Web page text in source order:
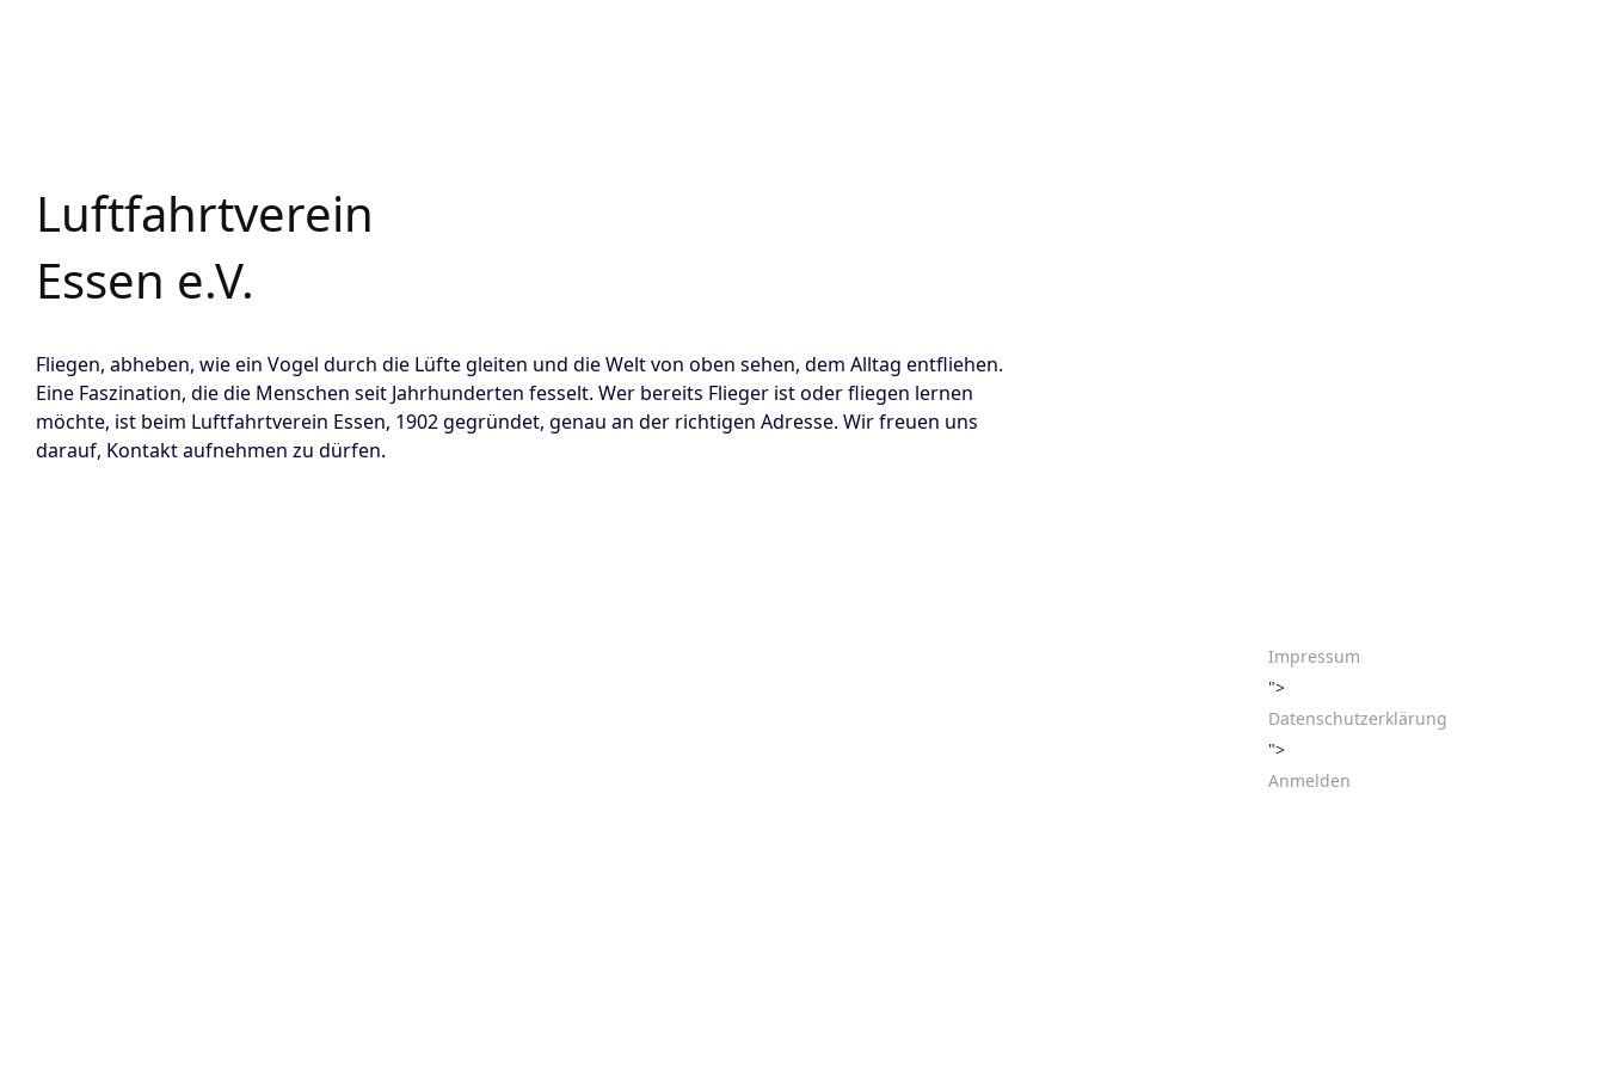
Luftfahrtverein
Essen e.V.
Fliegen, abheben, wie ein Vogel durch die Lüfte gleiten und die Welt von oben sehen, dem Alltag entfliehen.
Eine Faszination, die die Menschen seit Jahrhunderten fesselt. Wer bereits Flieger ist oder fliegen lernen
möchte, ist beim Luftfahrtverein Essen, 1902 gegründet, genau an der richtigen Adresse. Wir freuen uns
darauf, Kontakt aufnehmen zu dürfen.
Impressum
">
Datenschutzerklärung
">
Anmelden